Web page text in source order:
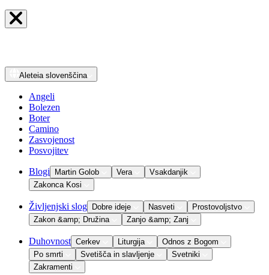
Aleteia slovenščina
Angeli
Bolezen
Boter
Camino
Zasvojenost
Posvojitev
Blogi Martin Golob Vera
Vsakdanjik
Zakonca Kosi
Življenjski slog Dobre ideje Nasveti
Prostovoljstvo
Zakon &amp; Družina
Zanjo &amp; Zanj
Duhovnost Cerkev Liturgija
Odnos z Bogom
Po smrti
Svetišča in slavljenje
Svetniki
Zakramenti